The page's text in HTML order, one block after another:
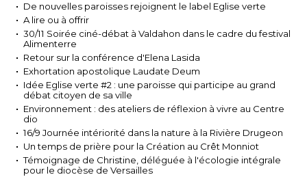
De nouvelles paroisses rejoignent le label Eglise verte
A lire ou à offrir
30/11 Soirée ciné-débat à Valdahon dans le cadre du festival
Alimenterre
Retour sur la conférence d'Elena Lasida
Exhortation apostolique Laudate Deum
Idée Eglise verte #2 : une paroisse qui participe au grand
débat citoyen de sa ville
Environnement : des ateliers de réflexion à vivre au Centre
dio
16/9 Journée intériorité dans la nature à la Rivière Drugeon
Un temps de prière pour la Création au Crêt Monniot
Témoignage de Christine, déléguée à l'écologie intégrale
pour le diocèse de Versailles